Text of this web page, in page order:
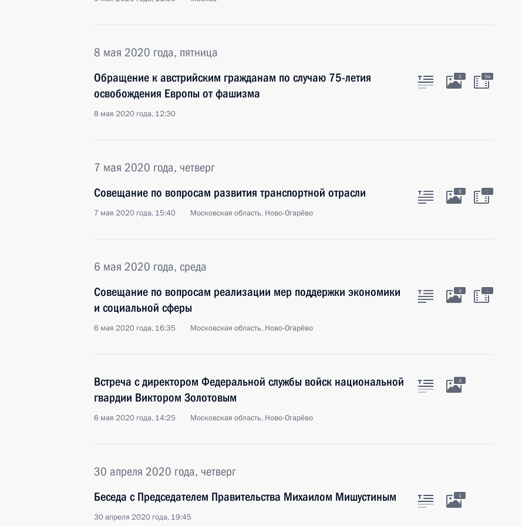
8 мая 2020 года, пятница
Обращение к австрийским гражданам по случаю 75-летия
освобождения Европы от фашизма
8 мая 2020 года, 12:30
1 3м
7 мая 2020 года, четверг
Совещание по вопросам развития транспортной отрасли
7 мая 2020 года, 15:40 Московская область, Ново-Огарёво
5 :
6 мая 2020 года, среда
Совещание по вопросам реализации мер поддержки экономики
и социальной сферы
6 мая 2020 года, 16:35 Московская область, Ново-Огарёво
3 :
Встреча с директором Федеральной службы войск национальной
гвардии Виктором Золотовым
6 мая 2020 года, 14:25 Московская область, Ново-Огарёво
3
30 апреля 2020 года, четверг
Беседа с Председателем Правительства Михаилом Мишустиным
30 апреля 2020 года, 19:45
1